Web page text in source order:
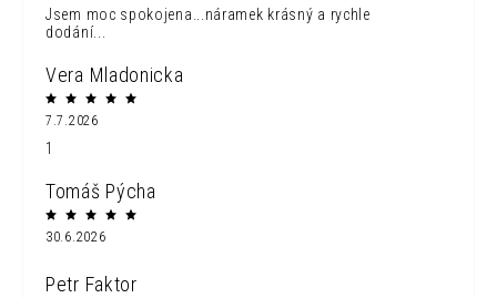
Jsem moc spokojena...náramek krásný a rychle
dodání...
Vera Mladonicka
7.7.2026
1
Tomáš Pýcha
30.6.2026
Petr Faktor